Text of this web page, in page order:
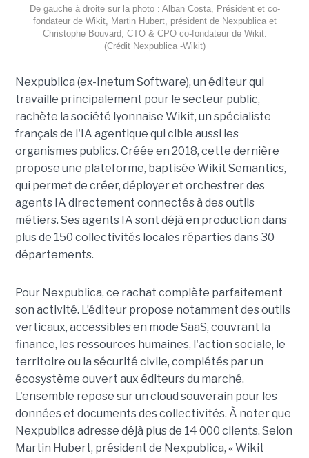
De gauche à droite sur la photo : Alban Costa, Président et co-
fondateur de Wikit, Martin Hubert, président de Nexpublica et
Christophe Bouvard, CTO & CPO co-fondateur de Wikit.
(Crédit Nexpublica -Wikit)
Nexpublica (ex-Inetum Software), un éditeur qui
travaille principalement pour le secteur public,
rachète la société lyonnaise Wikit, un spécialiste
français de l'IA agentique qui cible aussi les
organismes publics. Créée en 2018, cette dernière
propose une plateforme, baptisée Wikit Semantics,
qui permet de créer, déployer et orchestrer des
agents IA directement connectés à des outils
métiers. Ses agents IA sont déjà en production dans
plus de 150 collectivités locales réparties dans 30
départements.
Pour Nexpublica, ce rachat complète parfaitement
son activité. L’éditeur propose notamment des outils
verticaux, accessibles en mode SaaS, couvrant la
finance, les ressources humaines, l'action sociale, le
territoire ou la sécurité civile, complétés par un
écosystème ouvert aux éditeurs du marché.
L'ensemble repose sur un cloud souverain pour les
données et documents des collectivités. À noter que
Nexpublica adresse déjà plus de 14 000 clients. Selon
Martin Hubert, président de Nexpublica, « Wikit